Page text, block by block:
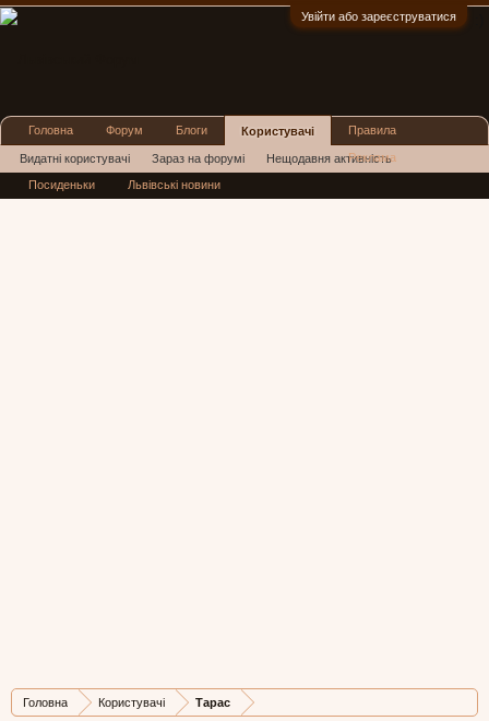
Увійти або зареєструватися
Головна Користувачі Тарас
Дописів
1
Карма
0
Бали
0
Головна Форум Блоги Користувачі
Видатні користувачі Зараз на форумі Нещодавня активність
Нові повідомлення профілю
Правила
Реклама
Посиденьки Львівські новини